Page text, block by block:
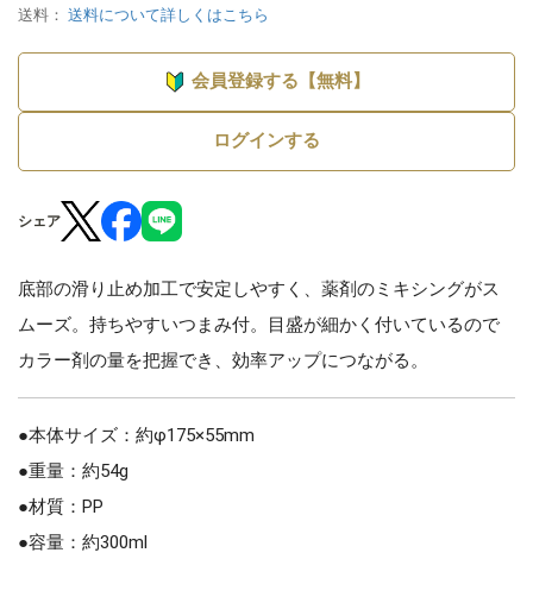
送料： 送料について詳しくはこちら
会員登録する【無料】
ログインする
シェア
底部の滑り止め加工で安定しやすく、薬剤のミキシングがス
ムーズ。持ちやすいつまみ付。目盛が細かく付いているので
カラー剤の量を把握でき、効率アップにつながる。
●本体サイズ：約φ175×55mm
●重量：約54g
●材質：PP
●容量：約300ml